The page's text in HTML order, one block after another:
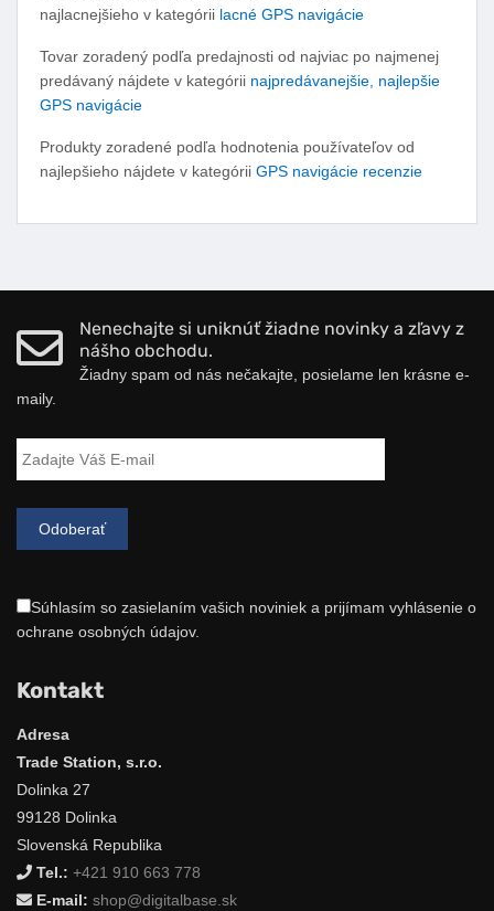
najlacnejšieho v kategórii lacné GPS navigácie
Tovar zoradený podľa predajnosti od najviac po najmenej
predávaný nájdete v kategórii najpredávanejšie, najlepšie
GPS navigácie
Produkty zoradené podľa hodnotenia používateľov od
najlepšieho nájdete v kategórii GPS navigácie recenzie
Nenechajte si uniknúť žiadne novinky a zľavy z
nášho obchodu.
Žiadny spam od nás nečakajte, posielame len krásne e-
maily.
Súhlasím so zasielaním vašich noviniek a prijímam vyhlásenie o
ochrane osobných údajov.
Kontakt
Adresa
Trade Station, s.r.o.
Dolinka 27
99128 Dolinka
Slovenská Republika
Tel.: +421 910 663 778
E-mail: shop@digitalbase.sk